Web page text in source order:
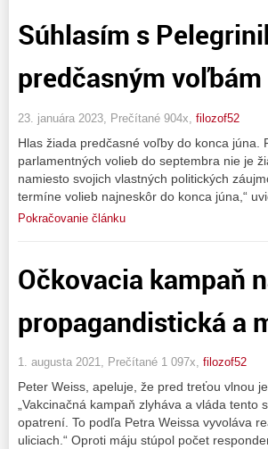
Súhlasím s
predčasným voľbám
23. januára 2023, Prečítané 904x, filozof52
Hlas žiada predčasné voľby do konca
parlamentných volieb do septembra nie je
namiesto svojich vlastných politických
termíne volieb najneskôr do konca júna,“
Pokračovanie článku
Očkovacia kampaň
propagandistická a
1. augusta 2021, Prečítané 1 097x, filozof52
Peter Weiss, apeluje, že pred treťou vlnou
„Vakcinačná kampaň zlyháva a vláda
opatrení. To podľa Petra Weissa vyvoláva
uliciach.“ Oproti máju stúpol počet